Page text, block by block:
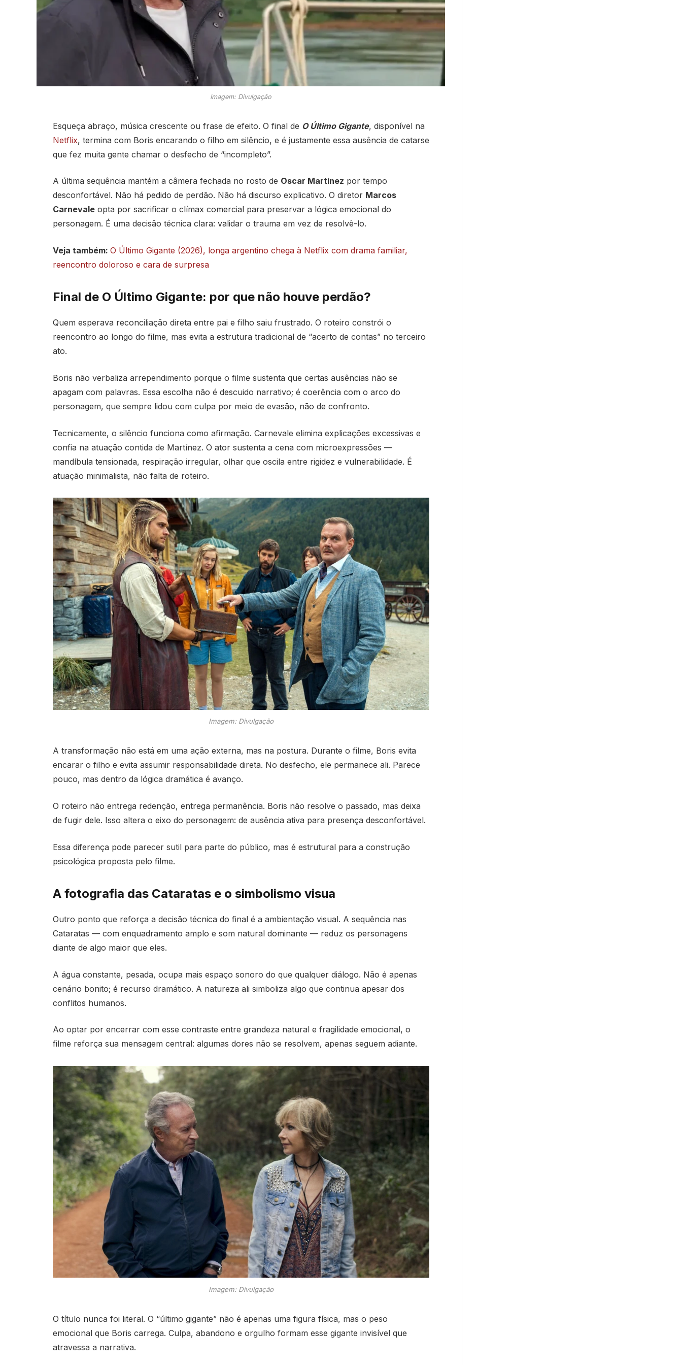
Imagem: Divulgação
Esqueça abraço, música crescente ou frase de efeito. O final de O Último Gigante, disponível na
Netflix, termina com Boris encarando o filho em silêncio, e é justamente essa ausência de catarse
que fez muita gente chamar o desfecho de “incompleto”.
A última sequência mantém a câmera fechada no rosto de Oscar Martínez por tempo
desconfortável. Não há pedido de perdão. Não há discurso explicativo. O diretor Marcos
Carnevaleopta por sacrificar o clímax comercial para preservar a lógica emocional do
personagem. É uma decisão técnica clara: validar o trauma em vez de resolvê-lo.
Veja também: O Último Gigante (2026), longa argentino chega à Netflix com drama familiar,
reencontro doloroso e cara de surpresa
Final de O Último Gigante: por que não houve perdão?
Quem esperava reconciliação direta entre pai e filho saiu frustrado. O roteiro constrói o
reencontro ao longo do filme, mas evita a estrutura tradicional de “acerto de contas” no terceiro
ato.
Boris não verbaliza arrependimento porque o filme sustenta que certas ausências não se
apagam com palavras. Essa escolha não é descuido narrativo; é coerência com o arco do
personagem, que sempre lidou com culpa por meio de evasão, não de confronto.
Tecnicamente, o silêncio funciona como afirmação. Carnevale elimina explicações excessivas e
confia na atuação contida de Martínez. O ator sustenta a cena com microexpressões —
mandíbula tensionada, respiração irregular, olhar que oscila entre rigidez e vulnerabilidade. É
atuação minimalista, não falta de roteiro.
Imagem: Divulgação
A transformação não está em uma ação externa, mas na postura. Durante o filme, Boris evita
encarar o filho e evita assumir responsabilidade direta. No desfecho, ele permanece ali. Parece
pouco, mas dentro da lógica dramática é avanço.
O roteiro não entrega redenção, entrega permanência. Boris não resolve o passado, mas deixa
de fugir dele. Isso altera o eixo do personagem: de ausência ativa para presença desconfortável.
Essa diferença pode parecer sutil para parte do público, mas é estrutural para a construção
psicológica proposta pelo filme.
A fotografia das Cataratas e o simbolismo visua
Outro ponto que reforça a decisão técnica do final é a ambientação visual. A sequência nas
Cataratas — com enquadramento amplo e som natural dominante — reduz os personagens
diante de algo maior que eles.
A água constante, pesada, ocupa mais espaço sonoro do que qualquer diálogo. Não é apenas
cenário bonito; é recurso dramático. A natureza ali simboliza algo que continua apesar dos
conflitos humanos.
Ao optar por encerrar com esse contraste entre grandeza natural e fragilidade emocional, o
filme reforça sua mensagem central: algumas dores não se resolvem, apenas seguem adiante.
Imagem: Divulgação
O título nunca foi literal. O “último gigante” não é apenas uma figura física, mas o peso
emocional que Boris carrega. Culpa, abandono e orgulho formam esse gigante invisível que
atravessa a narrativa.